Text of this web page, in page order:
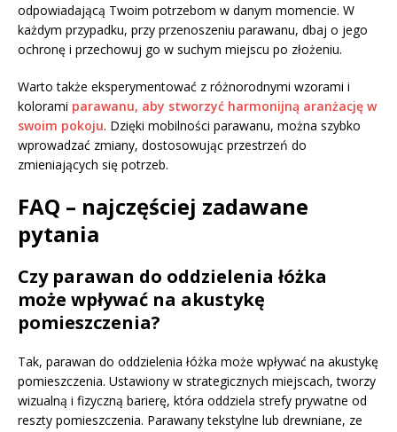
odpowiadającą Twoim potrzebom w danym momencie. W
każdym przypadku, przy przenoszeniu parawanu, dbaj o jego
ochronę i przechowuj go w suchym miejscu po złożeniu.
Warto także eksperymentować z różnorodnymi wzorami i
kolorami parawanu, aby stworzyć harmonijną aranżację w
swoim pokoju. Dzięki mobilności parawanu, można szybko
wprowadzać zmiany, dostosowując przestrzeń do
zmieniających się potrzeb.
FAQ – najczęściej zadawane
pytania
Czy parawan do oddzielenia łóżka
może wpływać na akustykę
pomieszczenia?
Tak, parawan do oddzielenia łóżka może wpływać na akustykę
pomieszczenia. Ustawiony w strategicznych miejscach, tworzy
wizualną i fizyczną barierę, która oddziela strefy prywatne od
reszty pomieszczenia. Parawany tekstylne lub drewniane, ze